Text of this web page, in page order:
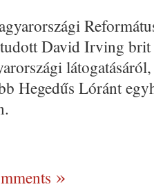
David Irving brit
Hegedűs Lóránt